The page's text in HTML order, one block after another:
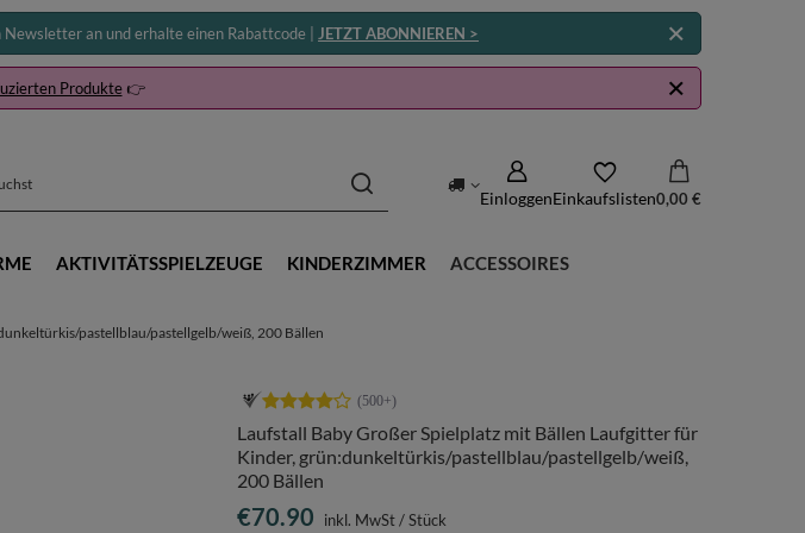
an und erhalte einen Rabattcode | JETZT ABONNIEREN >
Produkte👉
EinloggenEinkaufslisten0,00 €
AKTIVITÄTSSPIELZEUGE KINDERZIMMER ACCESSOIRES
pastellblau/pastellgelb/weiß, 200 Bällen
Laufstall Baby Großer Spielplatz mit Bällen Laufgitter für
Kinder, grün:dunkeltürkis/pastellblau/pastellgelb/weiß,
200 Bällen
€70.90 inkl. MwSt/Stück